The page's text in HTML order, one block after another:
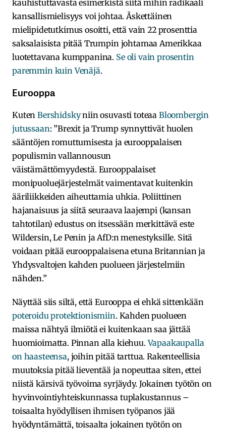
kauhistuttavasta esimerkistä siitä mihin radikaali
kansallismielisyys voi johtaa. Äskettäinen
mielipidetutkimus osoitti, että vain 22 prosenttia
saksalaisista pitää Trumpin johtamaa Amerikkaa
luotettavana kumppanina. Se oli vain prosentin
paremmin kuin Venäjä.
Eurooppa
KutenBershidskyniin osuvasti toteaa Bloombergin
jutussaan: ”Brexit ja Trump synnyttivät huolen
sääntöjen romuttumisesta ja eurooppalaisen
populismin vallannousun
väistämättömyydestä. Eurooppalaiset
monipuoluejärjestelmät vaimentavat kuitenkin
ääriliikkeiden aiheuttamia uhkia. Poliittinen
hajanaisuus ja siitä seuraava laajempi (kansan
tahtotilan) edustus on itsessään merkittävä este
Wildersin, Le Penin ja AfD:n menestyksille. Sitä
voidaan pitää eurooppalaisena etuna Britannian ja
Yhdysvaltojen kahden puolueen järjestelmiin
nähden.”
Näyttää siis siltä, että Eurooppa ei ehkä sittenkään
poteroidu protektionismiin. Kahden puolueen
maissa nähtyä ilmiötä ei kuitenkaan saa jättää
huomioimatta. Pinnan alla kiehuu.Vapaakaupalla
on haasteensa, joihin pitää tarttua. Rakenteellisia
muutoksia pitää lieventää ja nopeuttaa siten, ettei
niistä kärsivä työvoima syrjäydy. Jokainen työtön on
hyvinvointiyhteiskunnassa tuplakustannus –
toisaalta hyödyllisen ihmisen työpanos jää
hyödyntämättä, toisaalta jokainen työtön on